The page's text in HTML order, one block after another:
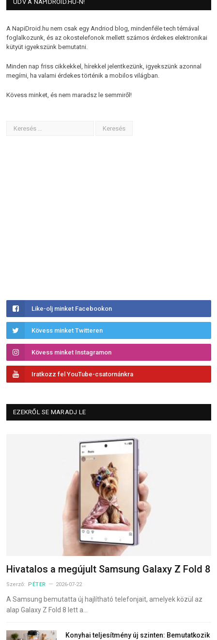
ÜDV A NAPIDROID.HU-N!
A NapiDroid.hu nem csak egy Andriod blog, mindenféle tech témával
foglalkozunk, és az okostelefonok mellett számos érdekes elektronikai
kütyüt igyekszünk bemutatni.
Minden nap friss cikkekkel, hírekkel jelentkezünk, igyekszünk azonnal
megírni, ha valami érdekes történik a mobilos világban.
Kövess minket, és nem maradsz le semmiről!
Like-olj minket Facebookon
Kövess minket Twitteren
Kövess minket Instagramon
Iratkozz fel YouTube-csatornánkra
EZEKRŐL SE MARADJ LE
Hivatalos a megújult Samsung Galaxy Z Fold 8
Szerző: PÉTER 2026-07-22
A Samsung bemutatta új hajlítható telefonjait, amelyek közül az
alap Galaxy Z Fold 8 lett a…
Konyhai teljesítmény új szinten: Bemutatkozik